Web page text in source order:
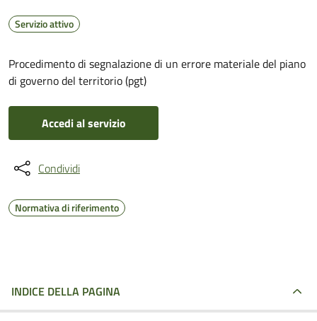
Servizio attivo
Procedimento di segnalazione di un errore materiale del piano
di governo del territorio (pgt)
Accedi al servizio
Condividi
Normativa di riferimento
INDICE DELLA PAGINA